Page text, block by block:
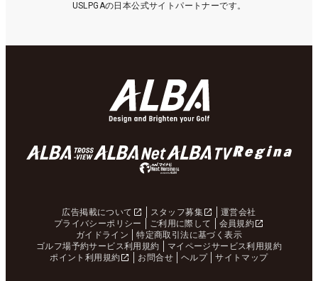
USLPGAの日本公式サイトパートナーです。
広告掲載について スタッフ募集
運営会社
プライバシーポリシー
ご利用に際して
会員規約
ガイドライン
特定商取引法に基づく表示
ゴルフ場予約サービス利用規約
マイページサービス利用規約
ポイント利用規約
お問合せ ヘルプ サイトマップ